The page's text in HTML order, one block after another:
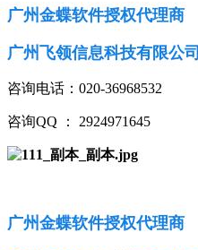
广州金蝶软件授权代理商
广州飞领信息科技有限公司
咨询电话：020-36968532
咨询QQ ： 2924971645
广州金蝶软件授权代理商